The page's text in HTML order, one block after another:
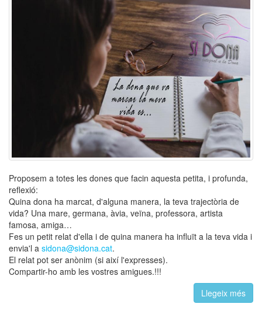
Proposem a totes les dones que facin aquesta petita, i profunda,
reflexió:
Quina dona ha marcat, d'alguna manera, la teva trajectòria de
vida? Una mare, germana, àvia, veïna, professora, artista
famosa, amiga…
Fes un petit relat d'ella i de quina manera ha influït a la teva vida i
envia'l a sidona@sidona.cat.
El relat pot ser anònim (si així l'expresses).
Compartir-ho amb les vostres amigues.!!!
Llegeix més